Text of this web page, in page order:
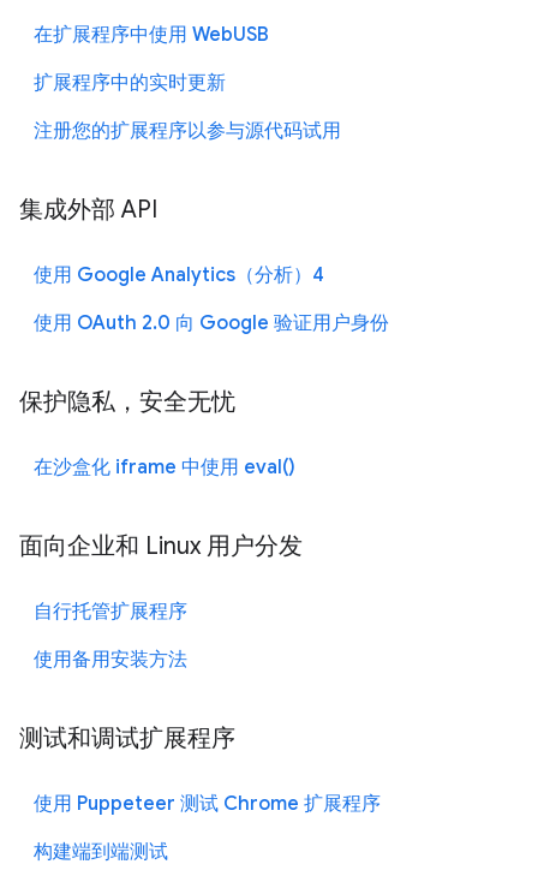
在扩展程序中使用 WebUSB
扩展程序中的实时更新
注册您的扩展程序以参与源代码试用
集成外部 API
使用 Google Analytics（分析）4
使用 OAuth 2.0 向 Google 验证用户身份
保护隐私，安全无忧
在沙盒化 iframe 中使用 eval()
面向企业和 Linux 用户分发
自行托管扩展程序
使用备用安装方法
测试和调试扩展程序
使用 Puppeteer 测试 Chrome 扩展程序
构建端到端测试